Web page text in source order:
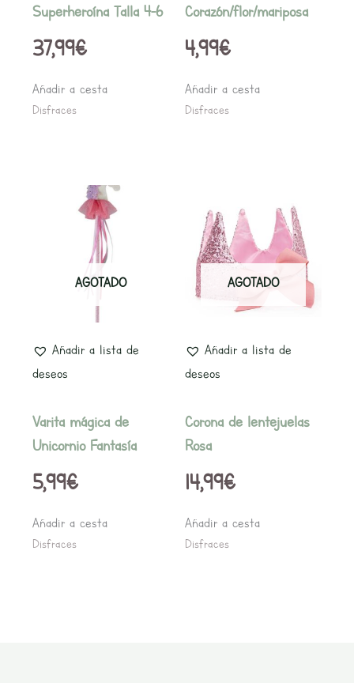
Superheroína Talla 4-6
37,99€
Añadir a cesta
Disfraces
Corazón/flor/mariposa
4,99€
Añadir a cesta
Disfraces
AGOTADO
Añadir a lista de
deseos
Varita mágica de
Unicornio Fantasía
5,99€
Añadir a cesta
Disfraces
AGOTADO
Añadir a lista de
deseos
Corona de lentejuelas
Rosa
14,99€
Añadir a cesta
Disfraces